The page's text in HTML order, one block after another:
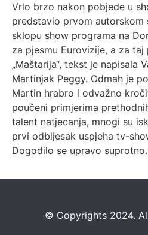
Vrlo brzo nakon pobjede u
predstavio prvom autorskom
sklopu show programa na
za pjesmu Eurovizije, a za
„Maštarija“, tekst je napisala
Martinjak Peggy. Odmah je
Martin hrabro i odvažno
poučeni primjerima
talent natjecanja, mnogi su
prvi odbljesak uspjeha tv-
Dogodilo se upravo suprotno.
©️ Copyrights 2024.